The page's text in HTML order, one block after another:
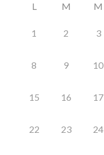
L M M
1 2 3
8 9 10
15 16 17
22 23 24